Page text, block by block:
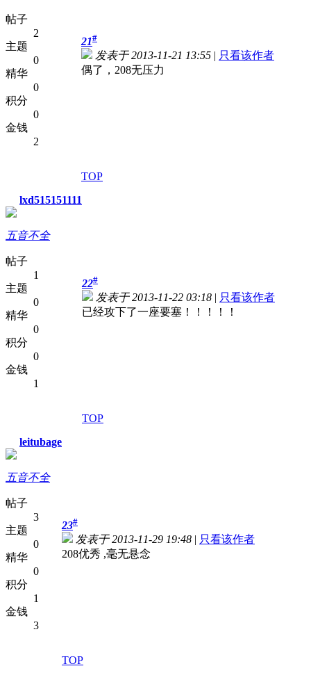
帖子
2
主题
0
精华
0
积分
0
金钱
2
21#
发表于 2013-11-21 13:55 | 只看该作者
偶了，208无压力
TOP
lxd515151111
五音不全
帖子
1
主题
0
精华
0
积分
0
金钱
1
22#
发表于 2013-11-22 03:18 | 只看该作者
已经攻下了一座要塞！！！！！
TOP
leitubage
五音不全
帖子
3
主题
0
精华
0
积分
1
金钱
3
23#
发表于 2013-11-29 19:48 | 只看该作者
208优秀 ,毫无悬念
TOP